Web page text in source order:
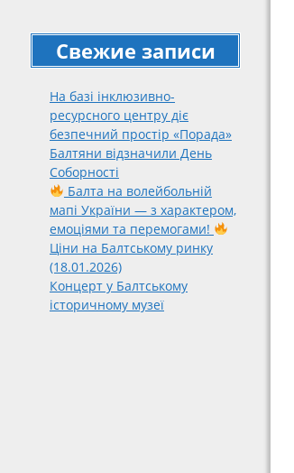
Свежие записи
На базі інклюзивно-
ресурсного центру діє
безпечний простір «Порада»
Балтяни відзначили День
Соборності
Балта на волейбольній
мапі України — з характером,
емоціями та перемогами!
Ціни на Балтському ринку
(18.01.2026)
Концерт у Балтському
історичному музеї